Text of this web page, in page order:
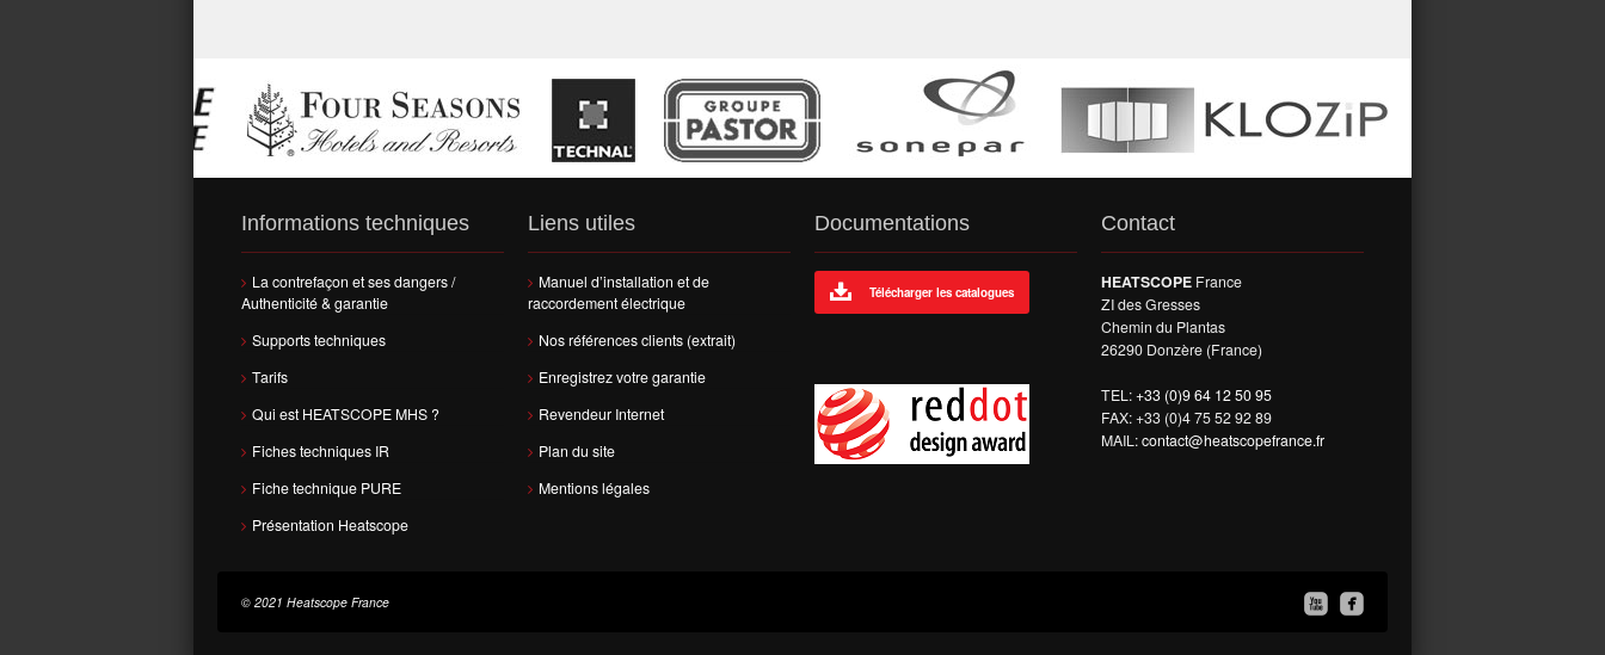
Informations techniques
La contrefaçon et ses dangers /
Authenticité & garantie
Supports techniques
Tarifs
Qui est HEATSCOPE MHS ?
Fiches techniques IR
Fiche technique PURE
Présentation Heatscope
Liens utiles
Manuel d’installation et de
raccordement électrique
Nos références clients (extrait)
Enregistrez votre garantie
Revendeur Internet
Plan du site
Mentions légales
Documentations
Télécharger les catalogues
Contact
HEATSCOPE France
ZI des Gresses
Chemin du Plantas
26290 Donzère (France)
TEL:+33 (0)9 64 12 50 95
FAX: +33 (0)4 75 52 92 89
MAIL:contact@heatscopefrance.fr


© 2021 Heatscope France